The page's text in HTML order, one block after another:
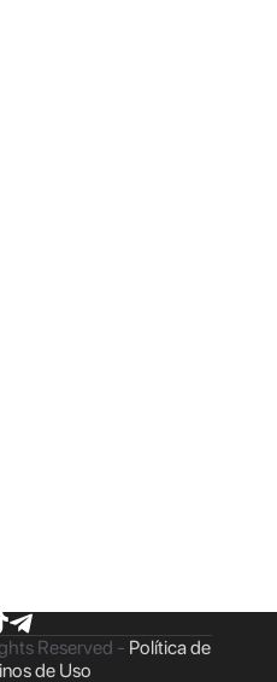
Reserved - Política de
de Uso